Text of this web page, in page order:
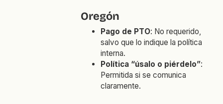
Oregón
Pago de PTO: No requerido,
salvo que lo indique la política
interna.
Política “úsalo o piérdelo”:
Permitida si se comunica
claramente.